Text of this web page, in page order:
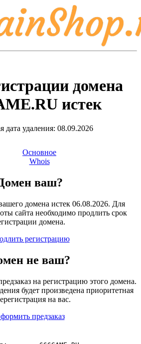
домена
истек
дата удаления: 08.09.2026
Основное
Whois
ваш?
домена истек 06.08.2026. Для
сайта необходимо продлить срок
домена.
регистрацию
не ваш?
на регистрацию этого домена.
будет произведена приоритетная
на вас.
предзаказ